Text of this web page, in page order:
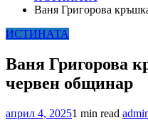
Ваня Григорова
ИСТИНАТА
Ваня Григорова
червен общинар
април 4, 20251 min read